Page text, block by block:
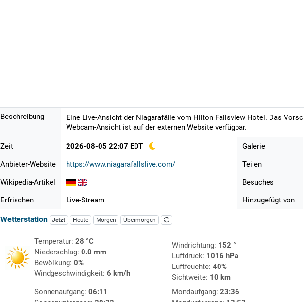
Beschreibung
Eine Live-Ansicht der Niagarafälle vom Hilton Fallsview Hotel. Das
Webcam-Ansicht ist auf der externen Website verfügbar.
Zeit 2026-08-05 22:07 EDT
Anbieter-Website https://www.niagarafallslive.com/
Wikipedia-Artikel
Erfrischen Live-Stream
Galerie
Teilen
Besuches
Hinzugefügt von
Wetterstation Jetzt Heute Morgen Übermorgen
Temperatur: 28 °C
Niederschlag: 0.0 mm
Bewölkung: 0%
Windgeschwindigkeit: 6 km/h
Windrichtung: 152 °
Luftdruck: 1016 hPa
Luftfeuchte: 40%
Sichtweite: 10 km
Sonnenaufgang: 06:11
Mondaufgang: 23:36